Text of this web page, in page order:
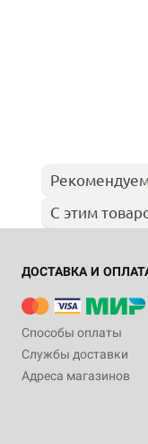
С этим
ДОСТАВКА И
Способы оплаты
Службы доставки
Адреса магазинов